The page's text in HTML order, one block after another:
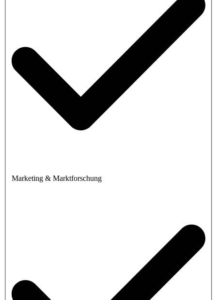
Marketing & Marktforschung